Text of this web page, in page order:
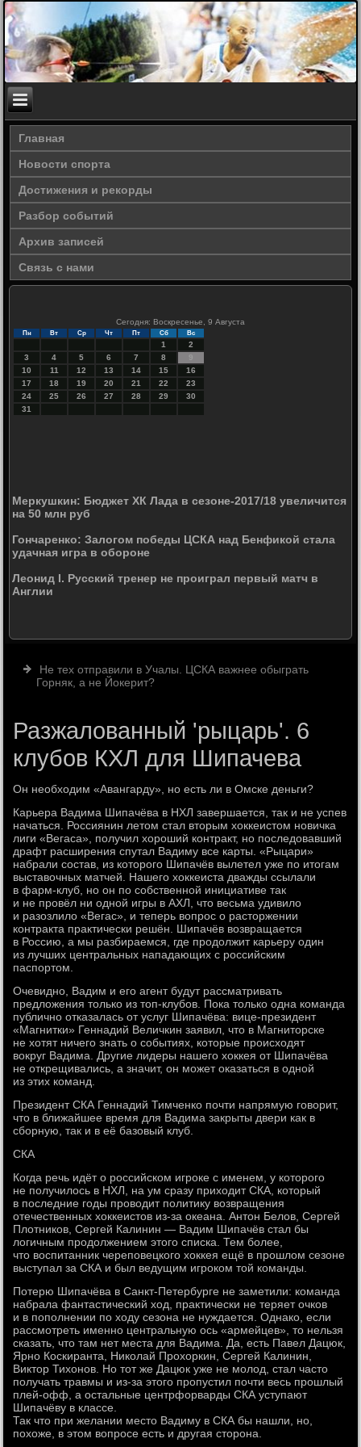
Главная
Новости спорта
Достижения и рекорды
Разбор событий
Архив записей
Связь с нами
Сегодня: Воскресенье, 9 Августа
Пн Вт Ср Чт Пт Сб Вс
1
2
3
4 5 6 7 8
9
10
11 12 13 14 15
16
17
18 19 20 21 22
23
24
25 26 27 28 29
30
31
Меркушкин: Бюджет ХК Лада в сезоне-2017/18 увеличится
на 50 млн руб
Гончаренко: Залогом победы ЦСКА над Бенфикой стала
удачная игра в обороне
Леонид I. Русский тренер не проиграл первый матч в
Англии
Не тех отправили в Учалы. ЦСКА важнее обыграть
Горняк, а не Йокерит?
Разжалованный 'рыцарь'. 6
клубов КХЛ для Шипачева
Он необходим «Авангарду», но есть ли в Омске деньги?
Карьера Вадима Шипачёва в НХЛ завершается, так и не успев
начаться. Россиянин летом стал вторым хоккеистом новичка
лиги «Вегаса», получил хороший контракт, но последовавший
драфт расширения спутал Вадиму все карты. «Рыцари»
набрали состав, из которого Шипачёв вылетел уже по итогам
выставочных матчей. Нашего хоккеиста дважды ссылали
в фарм-клуб, но он по собственной инициативе так
и не провёл ни одной игры в АХЛ, что весьма удивило
и разозлило «Вегас», и теперь вопрос о расторжении
контракта практически решён. Шипачёв возвращается
в Россию, а мы разбираемся, где продолжит карьеру один
из лучших центральных нападающих с российским
паспортом.
Очевидно, Вадим и его агент будут рассматривать
предложения только из топ-клубов. Пока только одна команда
публично отказалась от услуг Шипачёва: вице-президент
«Магнитки» Геннадий Величкин заявил, что в Магниторске
не хотят ничего знать о событиях, которые происходят
вокруг Вадима. Другие лидеры нашего хоккея от Шипачёва
не открещивались, а значит, он может оказаться в одной
из этих команд.
Президент СКА Геннадий Тимченко почти напрямую говорит,
что в ближайшее время для Вадима закрыты двери как в
сборную, так и в её базовый клуб.
СКА
Когда речь идёт о российском игроке с именем, у которого
не получилось в НХЛ, на ум сразу приходит СКА, который
в последние годы проводит политику возвращения
отечественных хоккеистов из-за океана. Антон Белов, Сергей
Плотников, Сергей Калинин — Вадим Шипачёв стал бы
логичным продолжением этого списка. Тем более,
что воспитанник череповецкого хоккея ещё в прошлом сезоне
выступал за СКА и был ведущим игроком той команды.
Потерю Шипачёва в Санкт-Петербурге не заметили: команда
набрала фантастический ход, практически не теряет очков
и в пополнении по ходу сезона не нуждается. Однако, если
рассмотреть именно центральную ось «армейцев», то нельзя
сказать, что там нет места для Вадима. Да, есть Павел Дацюк,
Ярно Коскиранта, Николай Прохоркин, Сергей Калинин,
Виктор Тихонов. Но тот же Дацюк уже не молод, стал часто
получать травмы и из-за этого пропустил почти весь прошлый
плей-офф, а остальные центрфорварды СКА уступают
Шипачёву в классе.
Так что при желании место Вадиму в СКА бы нашли, но,
похоже, в этом вопросе есть и другая сторона.